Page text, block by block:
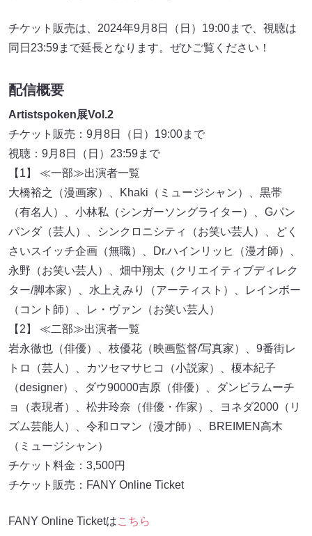
チケット販売は、2024年9月8日（日）19:00まで、視聴は
同日23:59まで延長となります。ぜひご覧ください！
配信概要
Artistspoken展Vol.2
チケット販売：9月8日（日）19:00まで
視聴：9月8日（日）23:59まで
【1】 ≪一部≫出演者一覧
大橋裕之（漫画家）、Khaki（ミュージシャン）、黒帯
（有名人）、小林私（シンガーソングライター）、Gパン
パンダ（芸人）、シンクロニシティ（お笑い芸人）、どく
さいスイッチ企画（無職）、Dr.ハインリッヒ（漫才師）、
永野（お笑い芸人）、畑中翔太（クリエイティブディレク
ター/脚本家）、水上えみり（アーティスト）、レインボー
（コント師）、レ・ヴァン（お笑い芸人）
【2】 ≪二部≫出演者一覧
岩永徹也（俳優）、枝優花（映画監督/写真家）、9番街レ
トロ（芸人）、カツセマサヒコ（小説家）、榎本紀子
（designer）、ダウ90000吉原（俳優）、ダンビラムーチ
ョ（表現者）、松井玲奈（俳優・作家）、ヨネダ2000（リ
ズム芸能人）、令和ロマン（漫才師）、BREIMEN高木
（ミュージシャン）
チケット料金：3,500円
チケット販売：FANY Online Ticket
FANY Online Ticketはこちら